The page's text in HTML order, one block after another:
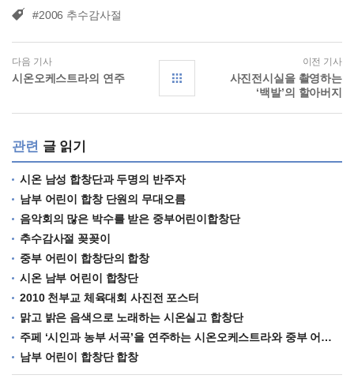
#2006 추수감사절
다음 기사
시온오케스트라의 연주
이전 기사
사진전시실을 촬영하는
‘백발’의 할아버지
관련 글 읽기
시온 남성 합창단과 두명의 반주자
남부 어린이 합창 단원의 무대오름
음악회의 많은 박수를 받은 중부어린이합창단
추수감사절 꽂꽂이
중부 어린이 합창단의 합창
시온 남부 어린이 합창단
2010 천부교 체육대회 사진전 포스터
맑고 밝은 음색으로 노래하는 시온실고 합창단
주페 ‘시인과 농부 서곡’을 연주하는 시온오케스트라와 중부 어린이 합창단
남부 어린이 합창단 합창